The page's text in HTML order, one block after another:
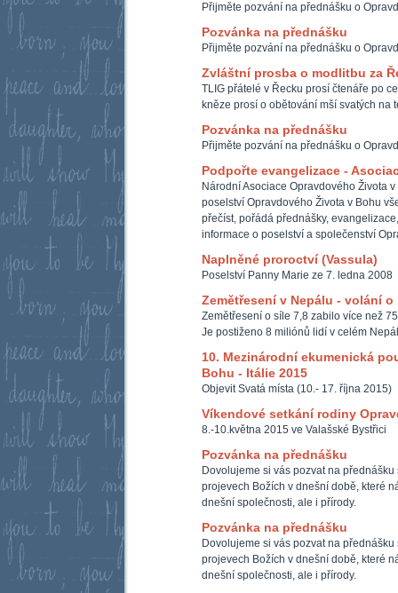
Přijměte pozvání na přednášku o
Pozvánka na přednášku
Přijměte pozvání na přednášku o
Zvláštní prosba o modlitbu za
TLIG přátelé v Řecku prosí čtenáře po
kněze prosí o obětování mší svatých na
Pozvánka na přednášku
Přijměte pozvání na přednášku o
Podpořte evangelizace -
Národní Asociace Opravdového Života
poselství Opravdového Života v Bohu
přečíst, pořádá přednášky,
informace o poselství a společenství
Naplněné proroctví (Vassula)
Poselství Panny Marie ze 7. ledna 2008
Zemětřesení v Nepálu - volání o
Zemětřesení o síle 7,8 zabilo více než
Je postiženo 8 miliónů lidí v celém
10. Mezinárodní ekumenická
Bohu - Itálie 2015
Objevit Svatá místa (10.- 17. října 2015)
Víkendové setkání rodiny
8.-10.května 2015 ve Valašské Bystřici
Pozvánka na přednášku
Dovolujeme si vás pozvat na
projevech Božích v dnešní době, které
dnešní společnosti, ale i přírody.
Pozvánka na přednášku
Dovolujeme si vás pozvat na
projevech Božích v dnešní době, které
dnešní společnosti, ale i přírody.